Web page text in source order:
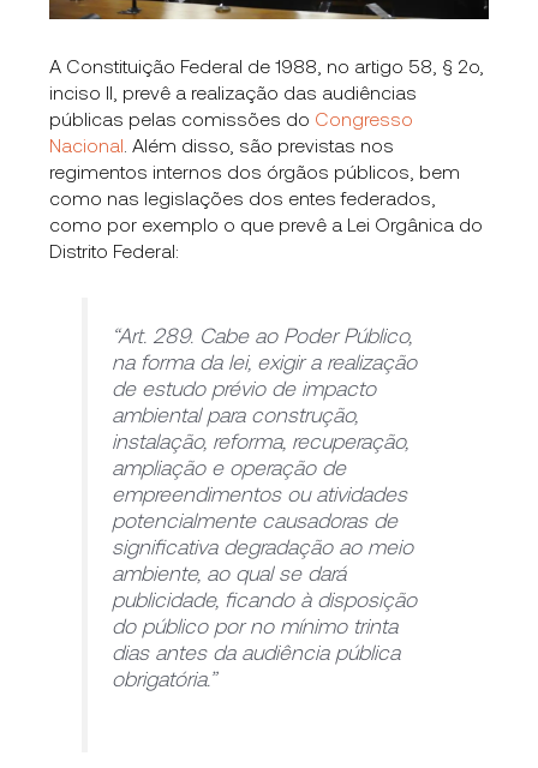
A Constituição Federal de 1988, no artigo 58, § 2o,
inciso II, prevê a realização das audiências
públicas pelas comissões do Congresso
Nacional . Além disso, são previstas nos
regimentos internos dos órgãos públicos, bem
como nas legislações dos entes federados,
como por exemplo o que prevê a Lei Orgânica do
Distrito Federal:
“Art. 289. Cabe ao Poder Público,
na forma da lei, exigir a realização
de estudo prévio de impacto
ambiental para construção,
instalação, reforma, recuperação,
ampliação e operação de
empreendimentos ou atividades
potencialmente causadoras de
significativa degradação ao meio
ambiente, ao qual se dará
publicidade, ficando à disposição
do público por no mínimo trinta
dias antes da audiência pública
obrigatória.”